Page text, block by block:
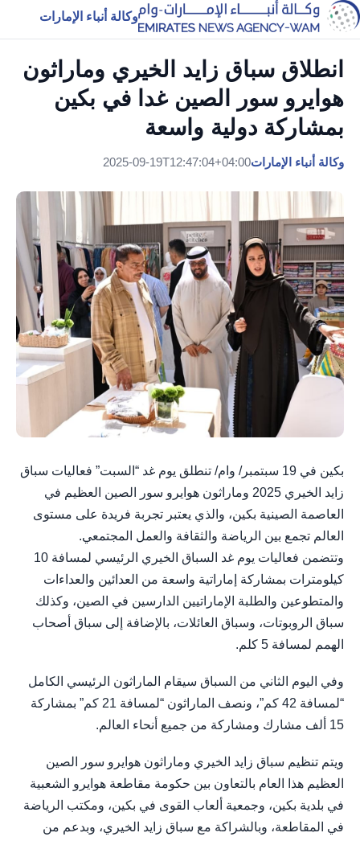
وكالة أنباء الإمارات
انطلاق سباق زايد الخيري وماراثون
هوايرو سور الصين غدا في بكين
بمشاركة دولية واسعة
وكالة أنباء الإمارات2025-09-19T12:47:04+04:00
بكين في 19 سبتمبر/ وام/ تنطلق يوم غد “السبت” فعاليات سباق
زايد الخيري 2025 وماراثون هوايرو سور الصين العظيم في
العاصمة الصينية بكين، والذي يعتبر تجربة فريدة على مستوى
العالم تجمع بين الرياضة والثقافة والعمل المجتمعي.
وتتضمن فعاليات يوم غد السباق الخيري الرئيسي لمسافة 10
كيلومترات بمشاركة إماراتية واسعة من العدائين والعداءات
والمتطوعين والطلبة الإماراتيين الدارسين في الصين، وكذلك
سباق الروبوتات، وسباق العائلات، بالإضافة إلى سباق أصحاب
الهمم لمسافة 5 كلم.
وفي اليوم الثاني من السباق سيقام الماراثون الرئيسي الكامل
“لمسافة 42 كم”، ونصف الماراثون “لمسافة 21 كم” بمشاركة
15 ألف مشارك ومشاركة من جميع أنحاء العالم.
ويتم تنظيم سباق زايد الخيري وماراثون هوايرو سور الصين
العظيم هذا العام بالتعاون بين حكومة مقاطعة هوايرو الشعبية
في بلدية بكين، وجمعية ألعاب القوى في بكين، ومكتب الرياضة
في المقاطعة، وبالشراكة مع سباق زايد الخيري، وبدعم من